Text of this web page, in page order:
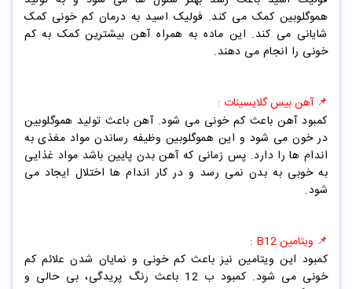
هموگلوبین کمک می کند. فولیک اسید به درمان کم خونی کمک
شایانی می کند. این ماده به همراه آهن بیشترین کمک به کم
خونی را انجام می دهند.
📌 آهن بیس گلایسینات :
کمبود آهن باعث کم خونی می شود. آهن باعث تولید هموگلوبین
در خون می شود و این هموگلوبین وظیفه رساندن مواد مغذی به
اندام ها را دارد. پس زمانی که آهن بدن پایین باشد مواد غذایی
به خوبی به بدن نمی رسد و در کار اندام ها اختلال ایجاد می
شود.
📌 ویتامین B12 :
کمبود این ویتامین نیز باعث کم خونی و نمایان شدن علائم کم
خونی می شود. کمبود ب 12 باعث رنگ پریدگی، بی حالی و